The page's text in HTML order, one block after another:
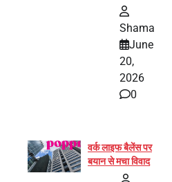
और प्रज्ञा जायसवाल
Shama
June
20,
2026
0
वर्क लाइफ बैलेंस पर
बयान से मचा विवाद